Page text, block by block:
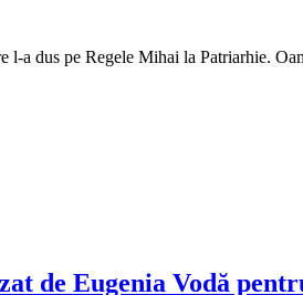
a dus pe Regele Mihai la Patriarhie.
de Eugenia Vodă